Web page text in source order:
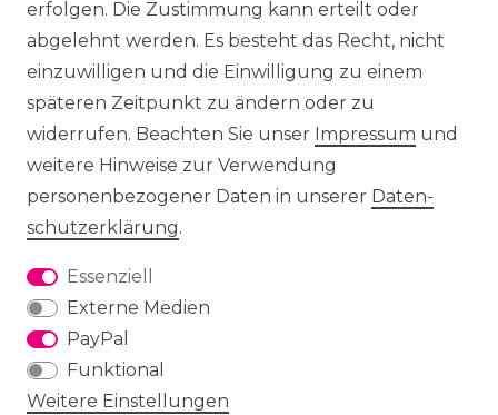
erfolgen. Die Zustimmung kann erteilt oder
abgelehnt werden. Es besteht das Recht, nicht
einzuwilligen und die Einwilligung zu einem
späteren Zeitpunkt zu ändern oder zu
widerrufen. Beachten Sie unser Impressum und
weitere Hinweise zur Verwendung
personenbezogener Daten in unserer Daten­
schutz­erklärung.
Essenziell
Externe Medien
PayPal
Funktional
Weitere Einstellungen